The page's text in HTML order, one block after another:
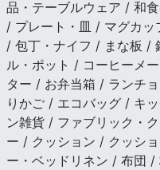
品・テーブルウェア / 和
/ プレート・皿 / マグカ
/ 包丁・ナイフ / まな板 /
ル・ポット / コーヒーメ
ター / お弁当箱 / ランチ
りかご / エコバッグ / キ
ン雑貨 / ファブリック・
ー / クッション / クッシ
ー・ベッドリネン / 布団